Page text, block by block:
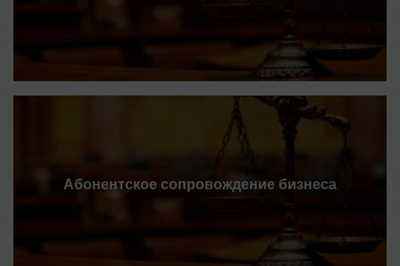
Абонентское сопровождение бизнеса